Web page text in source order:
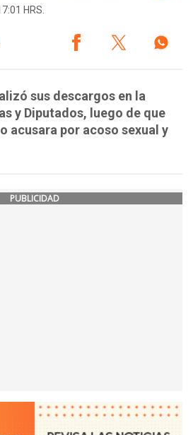
HRS.
sus descargos en la
y Diputados, luego de que
acusara por acoso sexual y
PUBLICIDAD